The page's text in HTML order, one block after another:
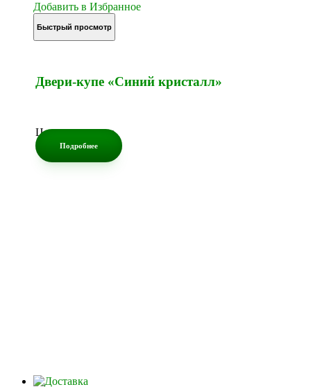
Добавить в Избранное
Быстрый просмотр
Двери-купе «Синий кристалл»
Цена по запросу
Подробнее